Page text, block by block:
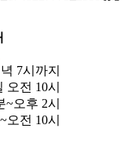
7시까지
오전 10시
~오후 2시
오전 10시